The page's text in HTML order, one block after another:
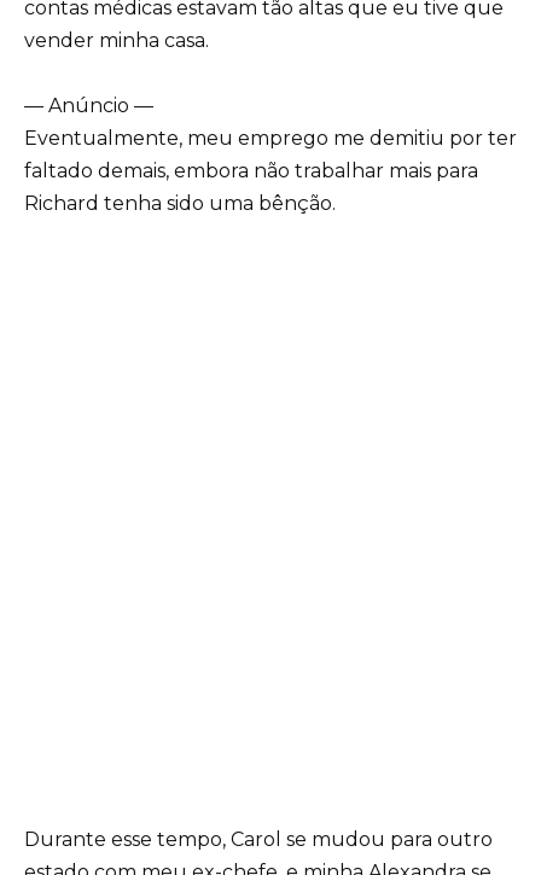
contas médicas estavam tão altas que eu tive que
vender minha casa.
— Anúncio —
Eventualmente, meu emprego me demitiu por ter
faltado demais, embora não trabalhar mais para
Richard tenha sido uma bênção.
Durante esse tempo, Carol se mudou para outro